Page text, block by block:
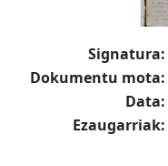
Signatura:
Dokumentu mota:
Data:
Ezaugarriak: